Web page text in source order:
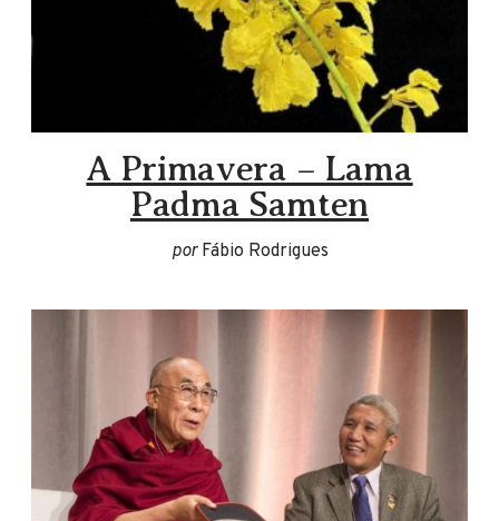
A Primavera – Lama
Padma Samten
porFábio Rodrigues